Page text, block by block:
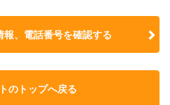
、電話番号を確認する
のトップへ戻る